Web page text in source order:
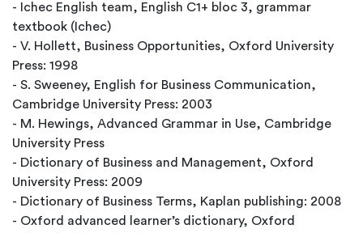
- Ichec English team, English C1+ bloc 3, grammar
textbook (Ichec)
- V. Hollett, Business Opportunities, Oxford University
Press: 1998
- S. Sweeney, English for Business Communication,
Cambridge University Press: 2003
- M. Hewings, Advanced Grammar in Use, Cambridge
University Press
- Dictionary of Business and Management, Oxford
University Press: 2009
- Dictionary of Business Terms, Kaplan publishing: 2008
- Oxford advanced learner’s dictionary, Oxford